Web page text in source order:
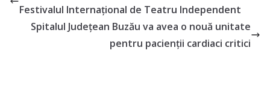
Festivalul Internațional de Teatru Independent
Spitalul Județean Buzău va avea o nouă unitate
pentru pacienții cardiaci critici